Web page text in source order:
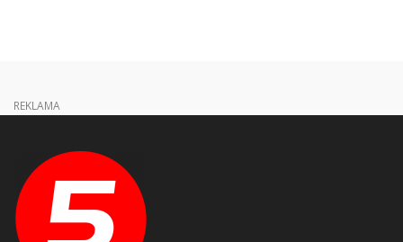
REKLAMA